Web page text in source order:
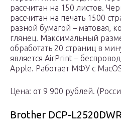
рассчитан на 150 листов.
рассчитан на печать 1500
разной бумагой – матовая,
глянец. Максимальный
обработать 20 страниц в
является AirPrint –
Apple. Работает МФУ с
Цена: от 9 900 рублей.
Brother DCP-L2520DWR